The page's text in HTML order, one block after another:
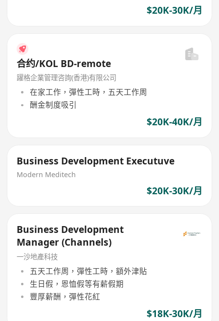
$20K-30K/月
合约/KOL BD-remote
躍格企業管理咨詢(香港)有限公司
在家工作，彈性工時，五天工作周
酬金制度吸引
$20K-40K/月
Business Development Executuve
Modern Meditech
$20K-30K/月
Business Development
Manager (Channels)
一沙地產科技
五天工作周，彈性工時，額外津貼
生日假，恩恤假等有薪假期
豐厚薪酬，彈性花紅
$18K-30K/月